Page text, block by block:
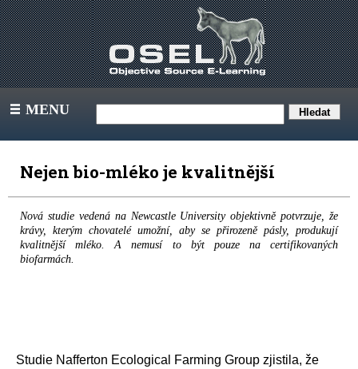
III MENU
Nejen bio-mléko je kvalitnější
Nová studie vedená na Newcastle University objektivně potvrzuje, že
krávy, kterým chovatelé umožní, aby se přirozeně pásly, produkují
kvalitnější mléko. A nemusí to být pouze na certifikovaných
biofarmách.
Studie Nafferton Ecological Farming Group zjistila, že